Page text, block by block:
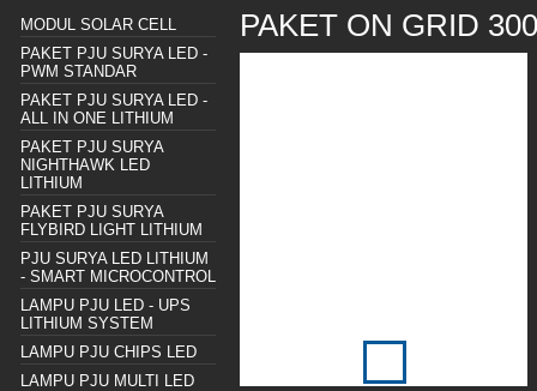
MODUL SOLAR CELL
PAKET PJU SURYA LED -
PWM STANDAR
PAKET PJU SURYA LED -
ALL IN ONE LITHIUM
PAKET PJU SURYA
NIGHTHAWK LED
LITHIUM
PAKET PJU SURYA
FLYBIRD LIGHT LITHIUM
PJU SURYA LED LITHIUM
- SMART MICROCONTROL
LAMPU PJU LED - UPS
LITHIUM SYSTEM
LAMPU PJU CHIPS LED
LAMPU PJU MULTI LED
PAKET ON GRID